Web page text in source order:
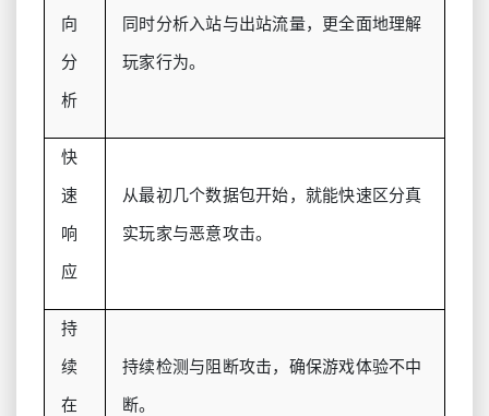
向
分
析
同时分析入站与出站流量，更全面地理解
玩家行为。
快
速
响
应
从最初几个数据包开始，就能快速区分真
实玩家与恶意攻击。
持
续
在
持续检测与阻断攻击，确保游戏体验不中
断。